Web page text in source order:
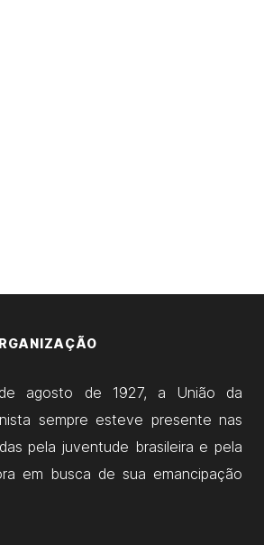
agosto de 1927, a União da
sempre esteve presente nas
pela juventude brasileira e pela
em busca de sua emancipação